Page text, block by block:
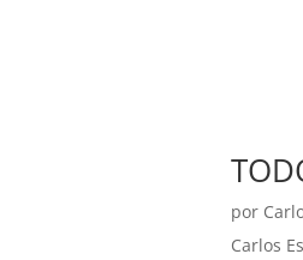
por
Carlos